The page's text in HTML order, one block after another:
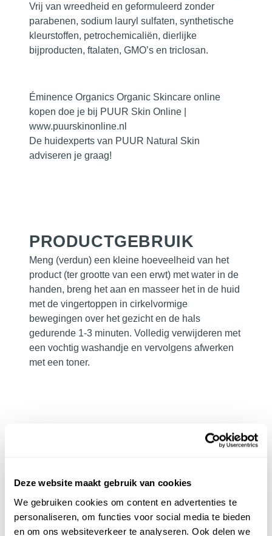
Deze website maakt gebruik van cookies
We gebruiken cookies om content en advertenties te
personaliseren, om functies voor social media te bieden
en om ons websiteverkeer te analyseren. Ook delen we
Vrij van wreedheid en geformuleerd zonder
parabenen, sodium lauryl sulfaten, synthetische
kleurstoffen, petrochemicaliën, dierlijke
bijproducten, ftalaten, GMO’s en triclosan.
Éminence Organics Organic Skincare online
kopen doe je bij PUUR Skin Online |
www.puurskinonline.nl
De huidexperts van PUUR Natural Skin
adviseren je graag!
PRODUCTGEBRUIK
Meng (verdun) een kleine hoeveelheid van het
product (ter grootte van een erwt) met water in de
handen, breng het aan en masseer het in de huid
met de vingertoppen in cirkelvormige
bewegingen over het gezicht en de hals
gedurende 1-3 minuten. Volledig verwijderen met
een vochtig washandje en vervolgens afwerken
met een toner.
HOOFD­INGREDIËNTEN
pigmentatie en bestrijdt vrije radicalen